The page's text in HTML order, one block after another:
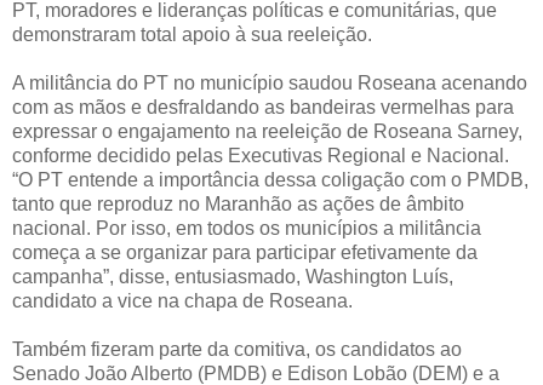
PT, moradores e lideranças políticas e comunitárias, que
demonstraram total apoio à sua reeleição.
A militância do PT no município saudou Roseana acenando
com as mãos e desfraldando as bandeiras vermelhas para
expressar o engajamento na reeleição de Roseana Sarney,
conforme decidido pelas Executivas Regional e Nacional.
“O PT entende a importância dessa coligação com o PMDB,
tanto que reproduz no Maranhão as ações de âmbito
nacional. Por isso, em todos os municípios a militância
começa a se organizar para participar efetivamente da
campanha”, disse, entusiasmado, Washington Luís,
candidato a vice na chapa de Roseana.
Também fizeram parte da comitiva, os candidatos ao
Senado João Alberto (PMDB) e Edison Lobão (DEM) e a